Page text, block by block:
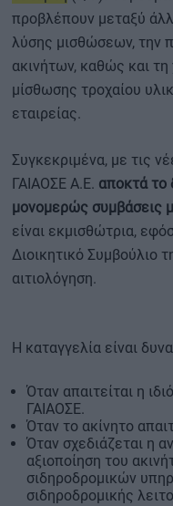
προβλέπουν μεταξύ
λύσης μισθώσεων, την
ακινήτων, καθώς και
μίσθωσης τροχαίου
εταιρείας.
Συγκεκριμένα, με τις
ΓΑΙΑΟΣΕ Α.Ε. αποκτά το
μονομερώς συμβάσεις
είναι εκμισθώτρια,
Διοικητικό Συμβούλιο
αιτιολόγηση.
Η καταγγελία είναι
Όταν απαιτείται η
ΓΑΙΑΟΣΕ.
Όταν το ακίνητο
Όταν σχεδιάζεται η
αξιοποίηση του
σιδηροδρομικών
σιδηροδρομικής